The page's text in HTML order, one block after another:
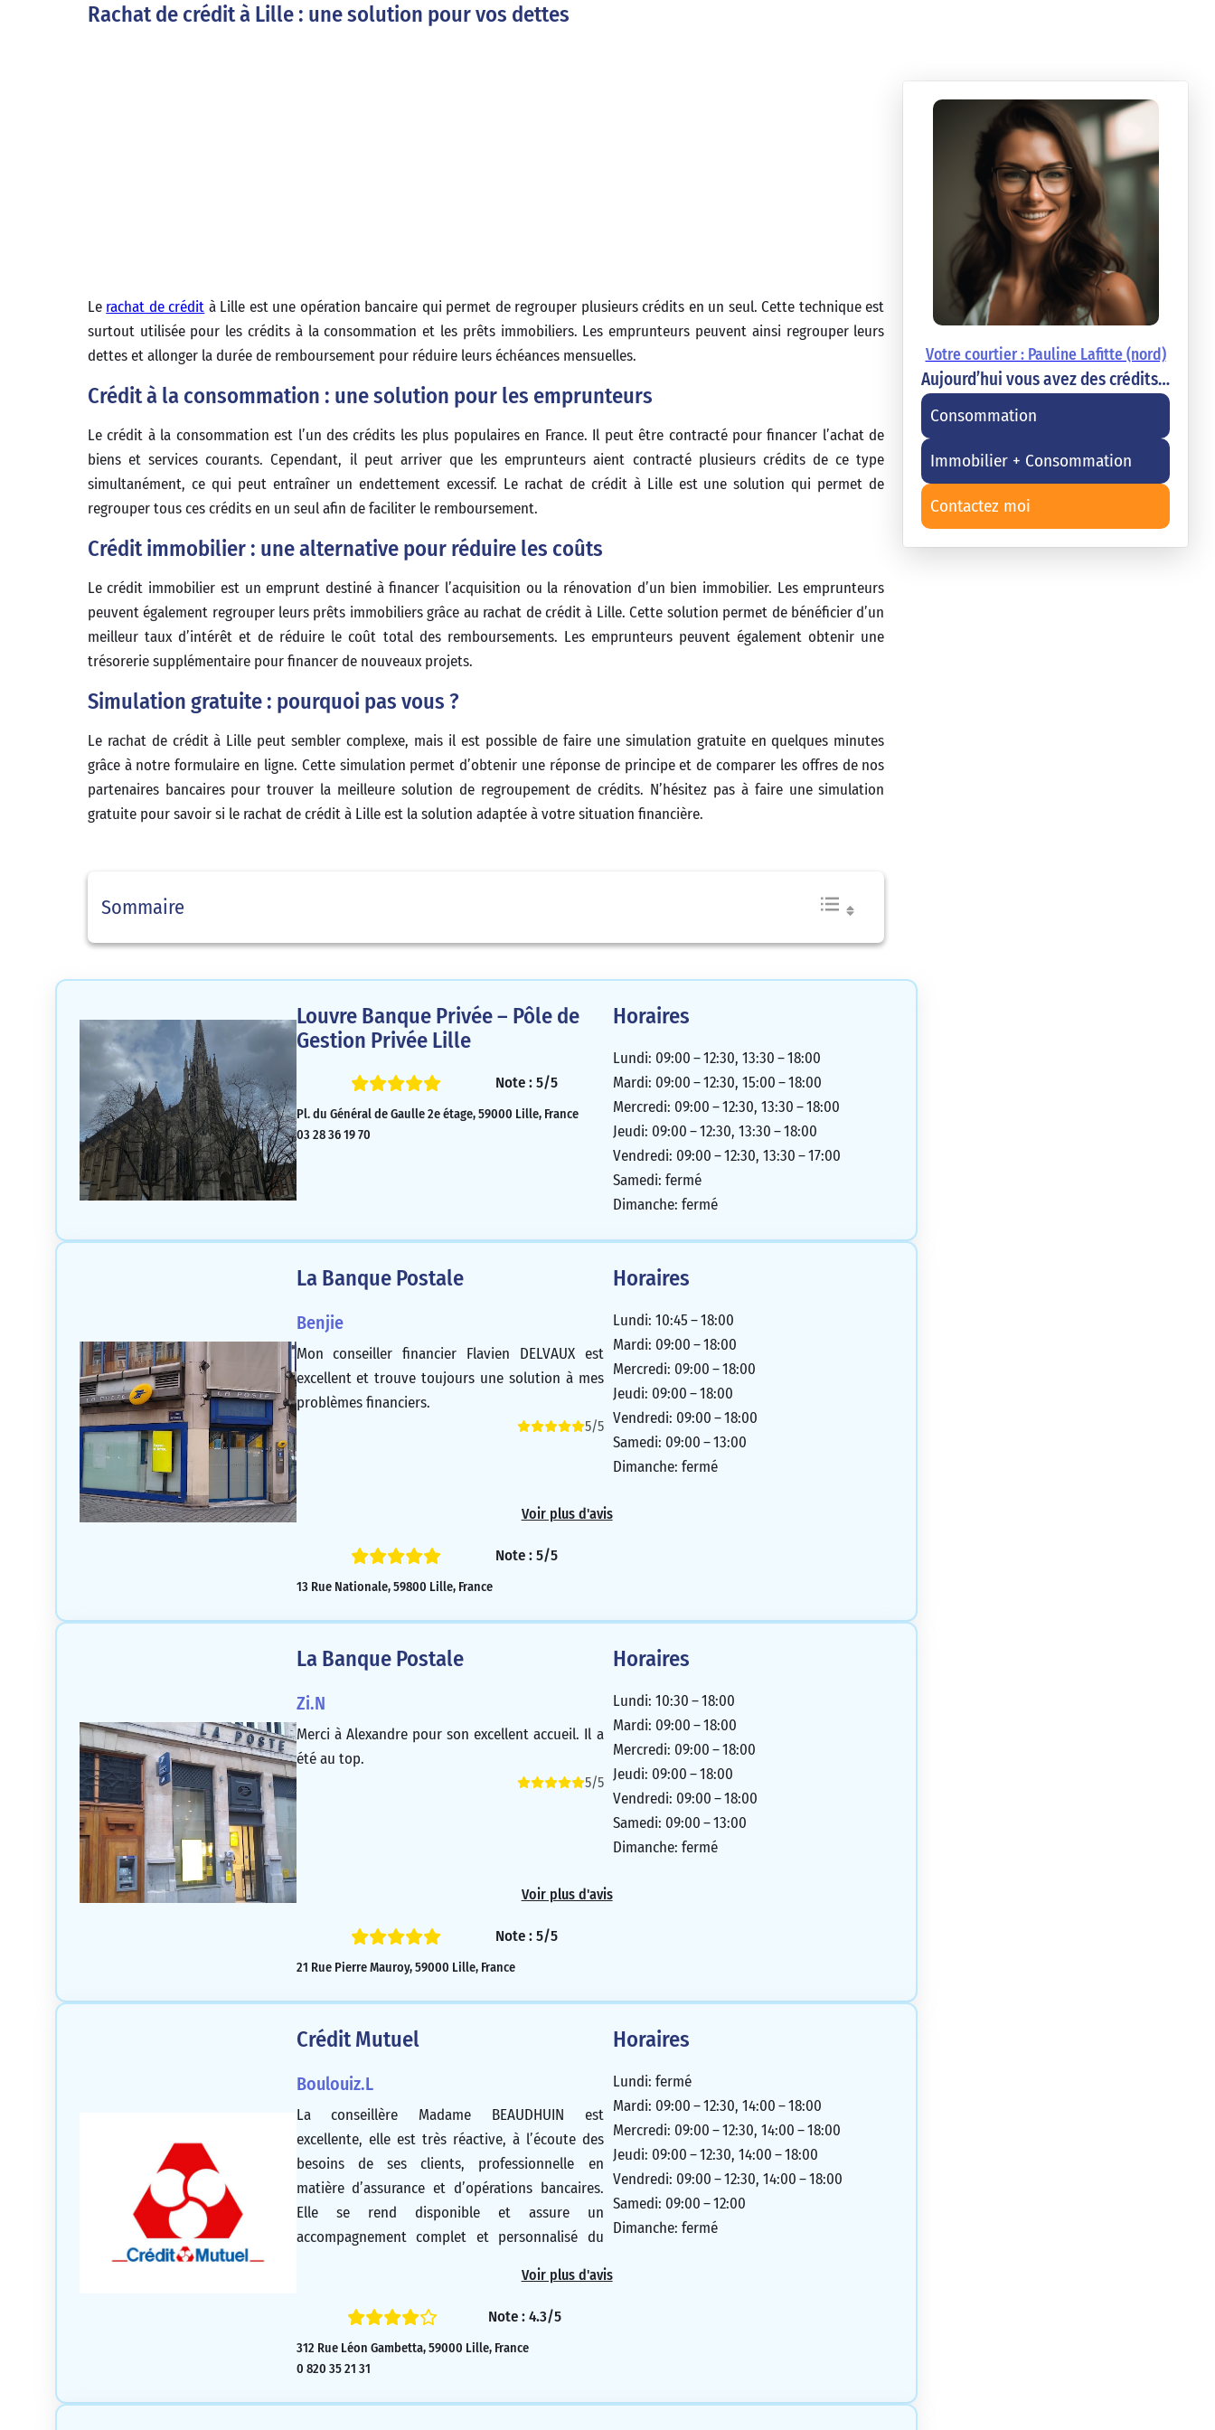
Votre courtier : Pauline Lafitte (nord)
Aujourd’hui vous avez des crédits…
Consommation
Immobilier + Consommation
Contactez moi
Rachat de crédit à Lille : une solution pour vos dettes
Le rachat de crédit à Lille est une opération bancaire qui permet de regrouper plusieurs crédits en un seul. Cette technique est
surtout utilisée pour les crédits à la consommation et les prêts immobiliers. Les emprunteurs peuvent ainsi regrouper leurs
dettes et allonger la durée de remboursement pour réduire leurs échéances mensuelles.
Crédit à la consommation : une solution pour les emprunteurs
Le crédit à la consommation est l’un des crédits les plus populaires en France. Il peut être contracté pour financer l’achat de
biens et services courants. Cependant, il peut arriver que les emprunteurs aient contracté plusieurs crédits de ce type
simultanément, ce qui peut entraîner un endettement excessif. Le rachat de crédit à Lille est une solution qui permet de
regrouper tous ces crédits en un seul afin de faciliter le remboursement.
Crédit immobilier : une alternative pour réduire les coûts
Le crédit immobilier est un emprunt destiné à financer l’acquisition ou la rénovation d’un bien immobilier. Les emprunteurs
peuvent également regrouper leurs prêts immobiliers grâce au rachat de crédit à Lille. Cette solution permet de bénéficier d’un
meilleur taux d’intérêt et de réduire le coût total des remboursements. Les emprunteurs peuvent également obtenir une
trésorerie supplémentaire pour financer de nouveaux projets.
Simulation gratuite : pourquoi pas vous ?
Le rachat de crédit à Lille peut sembler complexe, mais il est possible de faire une simulation gratuite en quelques minutes
grâce à notre formulaire en ligne. Cette simulation permet d’obtenir une réponse de principe et de comparer les offres de nos
partenaires bancaires pour trouver la meilleure solution de regroupement de crédits. N’hésitez pas à faire une simulation
gratuite pour savoir si le rachat de crédit à Lille est la solution adaptée à votre situation financière.
Sommaire
Louvre Banque Privée – Pôle de
Gestion Privée Lille
Note : 5/5
Pl. du Général de Gaulle 2e étage, 59000 Lille, France
03 28 36 19 70
Horaires
Lundi: 09:00 – 12:30, 13:30 – 18:00
Mardi: 09:00 – 12:30, 15:00 – 18:00
Mercredi: 09:00 – 12:30, 13:30 – 18:00
Jeudi: 09:00 – 12:30, 13:30 – 18:00
Vendredi: 09:00 – 12:30, 13:30 – 17:00
Samedi: fermé
Dimanche: fermé
La Banque Postale
Benjie
Mon conseiller financier Flavien DELVAUX est
excellent et trouve toujours une solution à mes
problèmes financiers.
5/5
Voir plus d'avis
Note : 5/5
13 Rue Nationale, 59800 Lille, France
Horaires
Lundi: 10:45 – 18:00
Mardi: 09:00 – 18:00
Mercredi: 09:00 – 18:00
Jeudi: 09:00 – 18:00
Vendredi: 09:00 – 18:00
Samedi: 09:00 – 13:00
Dimanche: fermé
La Banque Postale
Zi.N
Merci à Alexandre pour son excellent accueil. Il a
été au top.
5/5
Voir plus d'avis
Note : 5/5
21 Rue Pierre Mauroy, 59000 Lille, France
Horaires
Lundi: 10:30 – 18:00
Mardi: 09:00 – 18:00
Mercredi: 09:00 – 18:00
Jeudi: 09:00 – 18:00
Vendredi: 09:00 – 18:00
Samedi: 09:00 – 13:00
Dimanche: fermé
Crédit Mutuel
Boulouiz.L
La conseillère Madame BEAUDHUIN est
excellente, elle est très réactive, à l’écoute des
besoins de ses clients, professionnelle en
matière d’assurance et d’opérations bancaires.
Elle se rend disponible et assure un
accompagnement complet et personnalisé du
relancer lorsqu’on lui demande quelque chose,
elle revient directement vers nous. C’est une
belle carrière au Crédit Mutuel, elle le mérite
5/5
Voir plus d'avis
Note : 4.3/5
312 Rue Léon Gambetta, 59000 Lille, France
0 820 35 21 31
Horaires
Lundi: fermé
Mardi: 09:00 – 12:30, 14:00 – 18:00
Mercredi: 09:00 – 12:30, 14:00 – 18:00
Jeudi: 09:00 – 12:30, 14:00 – 18:00
Vendredi: 09:00 – 12:30, 14:00 – 18:00
Samedi: 09:00 – 12:00
Dimanche: fermé